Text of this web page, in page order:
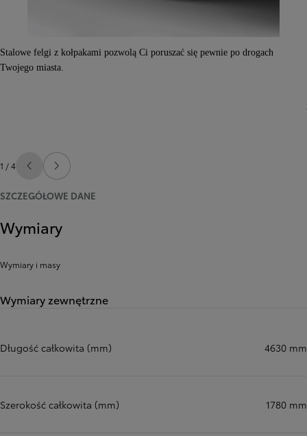
Stalowe felgi z kołpakami pozwolą Ci poruszać się pewnie po drogach
Twojego miasta.
1 / 4 PoprzedniNastępny
SZCZEGÓŁOWE DANE
Wymiary
Wymiary i masy
Wymiary zewnętrzne
Długość całkowita (mm) 4630 mm
Szerokość całkowita (mm) 1780 mm